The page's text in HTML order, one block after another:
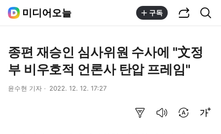
미디어오늘 구독
종편 재승인 심사위원 수사에 "文정
부 비우호적 언론사 탄압 프레임"
윤수현 기자 2022. 12. 12. 17:27